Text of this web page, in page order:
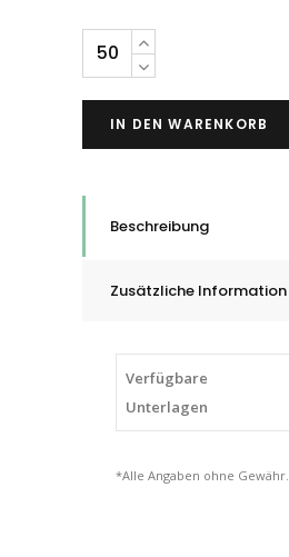
PFERD
POLICAP-
Schleifkappen
(Siliciumcarbid),
IN DEN WARENKORB
Beschreibung
Zusätzliche Information
Verfügbare
Unterlagen
*Alle Angaben ohne Gewähr.